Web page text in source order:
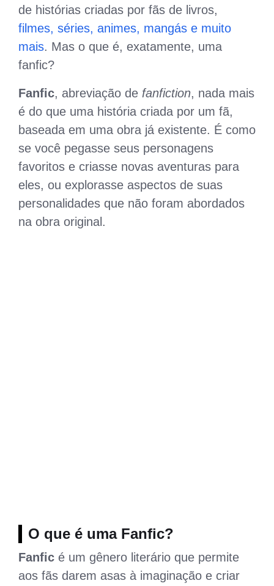
de histórias criadas por fãs de livros,
filmes, séries, animes, mangás e muito
mais. Mas o que é, exatamente, uma
fanfic?
Fanfic, abreviação de fanfiction, nada mais
é do que uma história criada por um fã,
baseada em uma obra já existente. É como
se você pegasse seus personagens
favoritos e criasse novas aventuras para
eles, ou explorasse aspectos de suas
personalidades que não foram abordados
na obra original.
O que é uma Fanfic?
Fanfic é um gênero literário que permite
aos fãs darem asas à imaginação e criar